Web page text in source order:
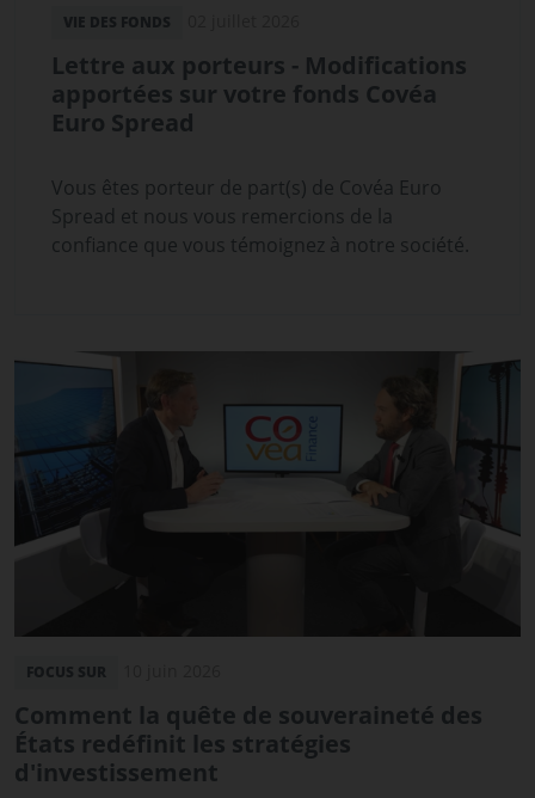
VIE DES FONDS
Lettre aux porteurs - Modifications
apportées sur votre fonds Covéa
Euro Spread
Vous êtes porteur de part(s) de Covéa Euro
Spread et nous vous remercions de la
confiance que vous témoignez à notre société.
FOCUS SUR
Comment la quête de souveraineté des
États redéfinit les stratégies
d'investissement